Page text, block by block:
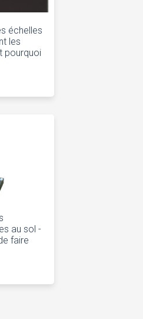
échelles
les
pourquoi
au sol -
faire